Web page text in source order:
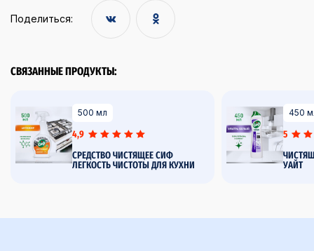
Поделиться:
СВЯЗАННЫЕ ПРОДУКТЫ:
4,9
500 мл
СРЕДСТВО ЧИСТЯЩЕЕ СИФ
ЛЕГКОСТЬ ЧИСТОТЫ ДЛЯ КУХНИ
5
450
УАЙТ